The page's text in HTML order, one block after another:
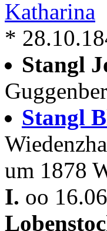
Katharina
*
Stangl
Stangl
um 1878
I. oo